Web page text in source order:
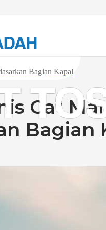
Bagian Kapal
Cat
Bagian